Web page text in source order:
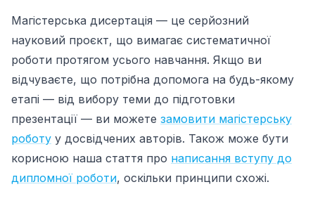
Магістерська дисертація — це серйозний
науковий проєкт, що вимагає систематичної
роботи протягом усього навчання. Якщо ви
відчуваєте, що потрібна допомога на будь-якому
етапі — від вибору теми до підготовки
презентації — ви можете замовити магістерську
роботу у досвідчених авторів. Також може бути
корисною наша стаття про написання вступу до
дипломної роботи, оскільки принципи схожі.